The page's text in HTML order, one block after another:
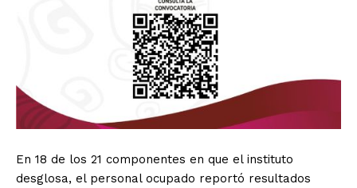
En 18 de los 21 componentes en que el instituto
desglosa, el personal ocupado reportó resultados